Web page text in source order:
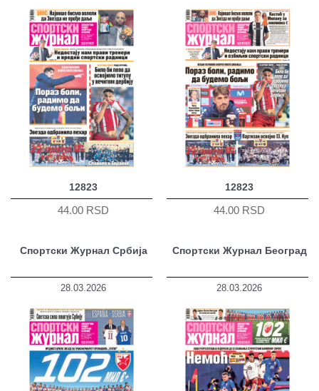
12823
44.00 RSD
12823
44.00 RSD
Спортски Журнал Србија
28.03.2026
Спортски Журнал Београд
28.03.2026